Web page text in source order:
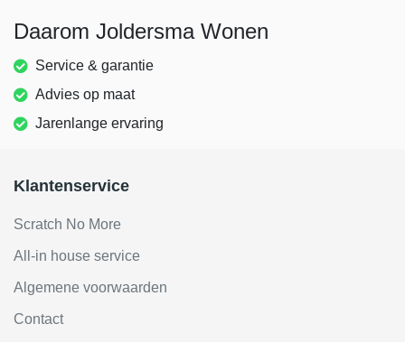
Daarom Joldersma Wonen
Service & garantie
Advies op maat
Jarenlange ervaring
Klantenservice
Scratch No More
All-in house service
Algemene voorwaarden
Contact